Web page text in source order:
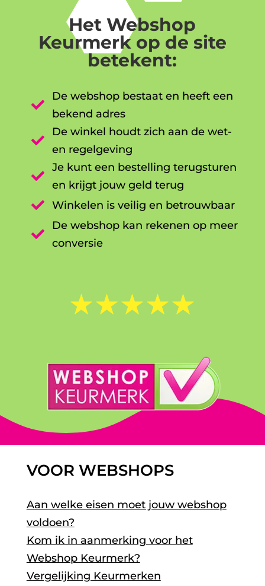
Het Webshop
Keurmerk op de site
betekent:

De webshop bestaat en heeft een
bekend adres

De winkel houdt zich aan de wet-
en regelgeving

Je kunt een bestelling terugsturen
en krijgt jouw geld terug

Winkelen is veilig en betrouwbaar

De webshop kan rekenen op meer
conversie
☆☆☆☆☆
VOOR WEBSHOPS
Aan welke eisen moet jouw webshop
voldoen?
Kom ik in aanmerking voor het
Webshop Keurmerk?
Vergelijking Keurmerken